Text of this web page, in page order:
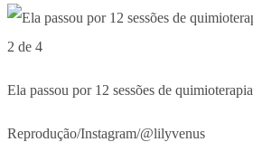
2 de 4
Ela passou por 12 sessões de quimioterapia
Reprodução/Instagram/@lilyvenus